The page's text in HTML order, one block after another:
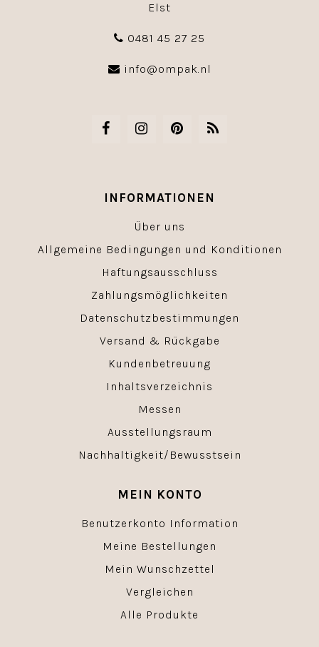
Elst
0481 45 27 25
info@ompak.nl
INFORMATIONEN
Über uns
Allgemeine Bedingungen und Konditionen
Haftungsausschluss
Zahlungsmöglichkeiten
Datenschutzbestimmungen
Versand & Rückgabe
Kundenbetreuung
Inhaltsverzeichnis
Messen
Ausstellungsraum
Nachhaltigkeit/Bewusstsein
MEIN KONTO
Benutzerkonto Information
Meine Bestellungen
Mein Wunschzettel
Vergleichen
Alle Produkte